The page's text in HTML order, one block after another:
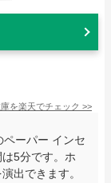
を楽天でチェック >>
ーパー インセ
5分です。ホ
出できます。